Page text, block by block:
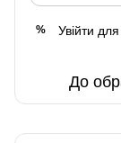
% Увійти
До